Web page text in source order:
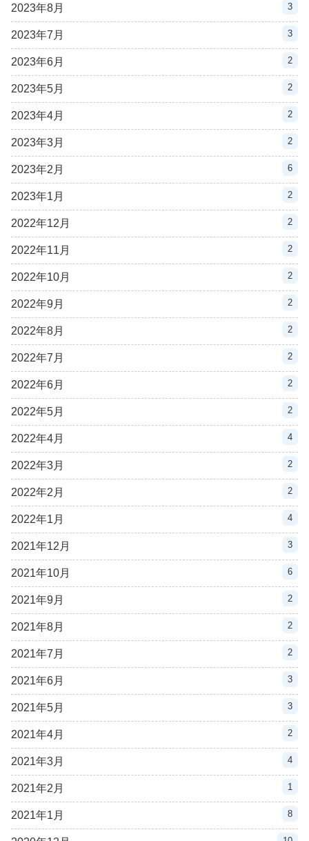
2023年8月 3
2023年7月 3
2023年6月 2
2023年5月 2
2023年4月 2
2023年3月 2
2023年2月 6
2023年1月 2
2022年12月 2
2022年11月 2
2022年10月 2
2022年9月 2
2022年8月 2
2022年7月 2
2022年6月 2
2022年5月 2
2022年4月 4
2022年3月 2
2022年2月 2
2022年1月 4
2021年12月 3
2021年10月 6
2021年9月 2
2021年8月 2
2021年7月 2
2021年6月 3
2021年5月 3
2021年4月 2
2021年3月 4
2021年2月 1
2021年1月 8